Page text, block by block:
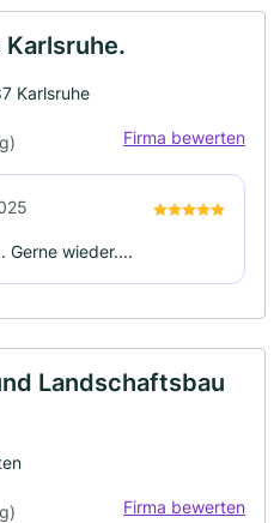
Karlsruhe
Firma bewerten
Gerne wieder....
Landschaftsbau
Firma bewerten